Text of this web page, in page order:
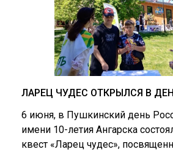
ЛАРЕЦ ЧУДЕС ОТКРЫЛСЯ В
6 июня, в Пушкинский день
имени 10-летия Ангарска
квест «Ларец чудес»,